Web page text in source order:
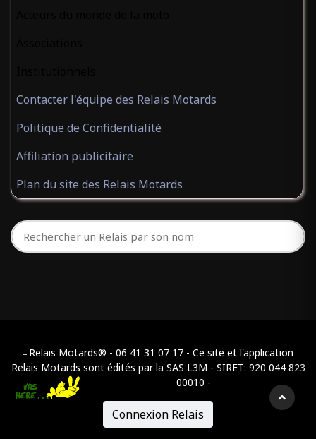
Contacter l'équipe des Relais Motards
Politique de Confidentialité
Affiliation publicitaire
Plan du site des Relais Motards
-- Relais Motards® - 06 41 31 07 17 - Ce site et l'application
Relais Motards sont édités par la SAS L3M - SIRET: 920 044 823
00010 -
Connexion Relais